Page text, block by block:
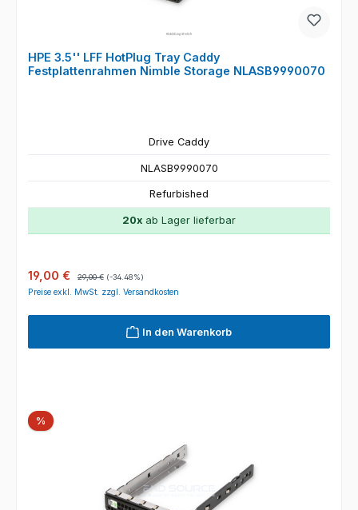
HPE 3.5'' LFF HotPlug Tray Caddy
Festplattenrahmen Nimble Storage NLASB9990070
Drive Caddy
NLASB9990070
Refurbished
20x ab Lager lieferbar
Verkaufspreis:
19,00 € Regulärer Preis:
29,00 € (-34.48%)
Preise exkl. MwSt. zzgl. Versandkosten
In den Warenkorb
%Rabatt